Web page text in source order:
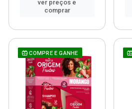
ver preços e
comprar
COMPRE E GANHE